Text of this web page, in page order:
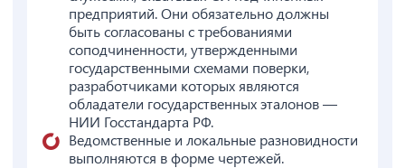
предприятий. Они обязательно должны
быть согласованы с требованиями
соподчиненности, утвержденными
государственными схемами поверки,
разработчиками которых являются
обладатели государственных эталонов —
НИИ Госстандарта РФ.
Ведомственные и локальные разновидности
выполняются в форме чертежей.